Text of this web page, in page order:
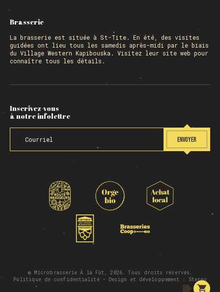
Brasserie
La brasserie est située à St-Tite. En été, des visites
guidées ont lieu tous les samedis après-midi par le biais
du Village Western Kapibouska. Visitez leur site web pour
connaître tous les détails.
Inscrivez-vous
à notre infolettre
ENVOYER
© Microbrasserie À la Fût, 2026. Tous droits réservés.
Politique de confidentialité• Design et développement : Stereo